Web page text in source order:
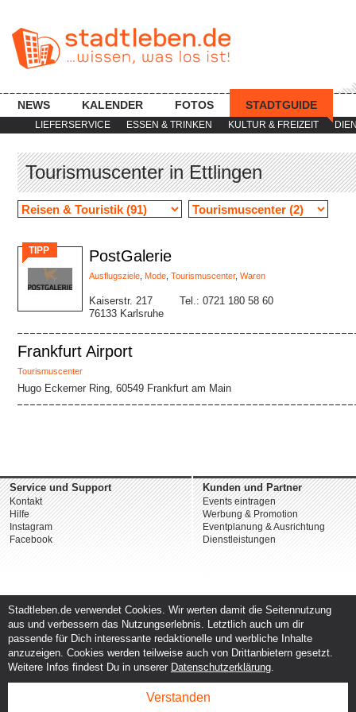
LIEFERSERVICE ESSEN & TRINKEN KULTUR & FREIZEIT
NEWS KALENDER FOTOS STADTGUIDE
Tourismuscenter in Ettlingen
TIPP PostGalerie
Ausflugsziele Mode Tourismuscenter, Waren
Kaiserstr. 217
76133 Karlsruhe
Tel.: 0721 180 58 60
Frankfurt Airport
Tourismuscenter
Hugo Eckerner Ring, 60549 Frankfurt am Main
Service und Support
Kontakt
Hilfe
Instagram
Facebook
Kunden und Partner
Events eintragen
Werbung & Promotion
Eventplanung & Ausrichtung
Dienstleistungen
Stadtleben.de verwendet Cookies. Wir werten damit die Seitennutzung
aus und verbessern das Nutzungserlebnis. Letztlich auch um dir
passende für Dich interessante redaktionelle und werbliche Inhalte
anzuzeigen. Cookies werden teilweise auch von Drittanbietern gesetzt.
Weitere Infos findest Du in unserer Datenschutzerklärung.
Verstanden